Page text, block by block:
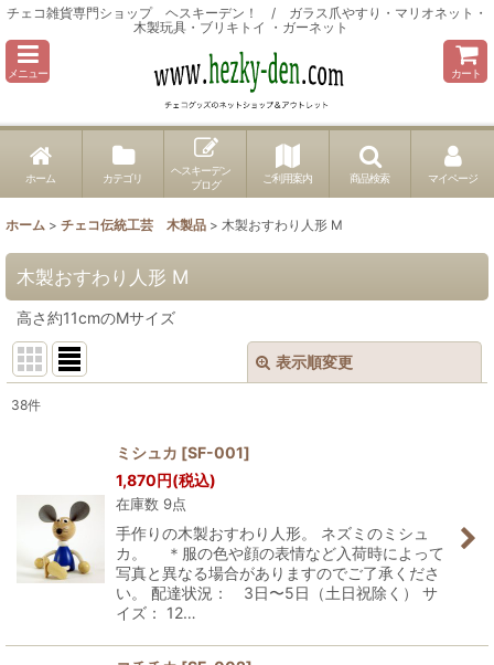
チェコ雑貨専門ショップ ヘスキーデン！ / ガラス爪やすり・マリオネット・
木製玩具・ブリキトイ ・ガーネット
メニュー カート
ホーム カテゴリ
ヘスキーデン
ブログ
ご利用案内 商品検索 マイページ
ホーム > チェコ伝統工芸 木製品 > 木製おすわり人形 M
木製おすわり人形 M
高さ約11cmのMサイズ
表示順変更
絞り込む
38件
ミシュカ [SF-001]
1,870円(税込)
在庫数 9点
手作りの木製おすわり人形。 ネズミのミシュ
カ。 ＊服の色や顔の表情など入荷時によって
写真と異なる場合がありますのでご了承くださ
い。 配達状況： 3日〜5日（土日祝除く） サ
イズ： 12…